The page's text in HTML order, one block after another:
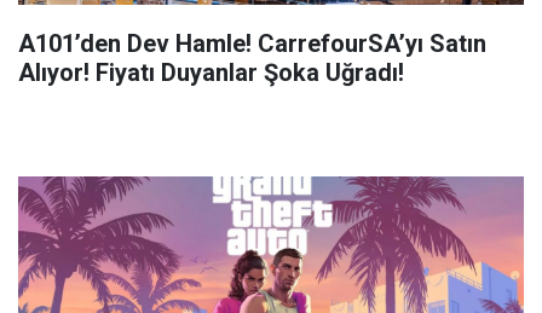
A101’den Dev Hamle! CarrefourSA’yı Satın
Alıyor! Fiyatı Duyanlar Şoka Uğradı!